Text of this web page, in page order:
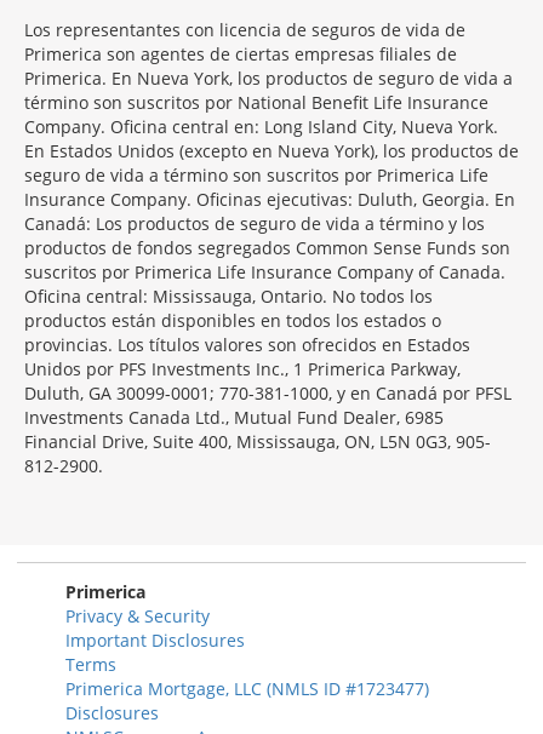
Morgage
Disclosures
Section
Los representantes con licencia de seguros de vida de
Primerica son agentes de ciertas empresas filiales de
Primerica. En Nueva York, los productos de seguro de vida a
término son suscritos por National Benefit Life Insurance
Company. Oficina central en: Long Island City, Nueva York.
En Estados Unidos (excepto en Nueva York), los productos de
seguro de vida a término son suscritos por Primerica Life
Insurance Company. Oficinas ejecutivas: Duluth, Georgia. En
Canadá: Los productos de seguro de vida a término y los
productos de fondos segregados Common Sense Funds son
suscritos por Primerica Life Insurance Company of Canada.
Oficina central: Mississauga, Ontario. No todos los
productos están disponibles en todos los estados o
provincias. Los títulos valores son ofrecidos en Estados
Unidos por PFS Investments Inc., 1 Primerica Parkway,
Duluth, GA 30099-0001; 770-381-1000, y en Canadá por PFSL
Investments Canada Ltd., Mutual Fund Dealer, 6985
Financial Drive, Suite 400, Mississauga, ON, L5N 0G3, 905-
812-2900.
Primerica
Privacy & Security
Important Disclosures
Terms
Primerica Mortgage, LLC (NMLS ID #1723477)
Disclosures